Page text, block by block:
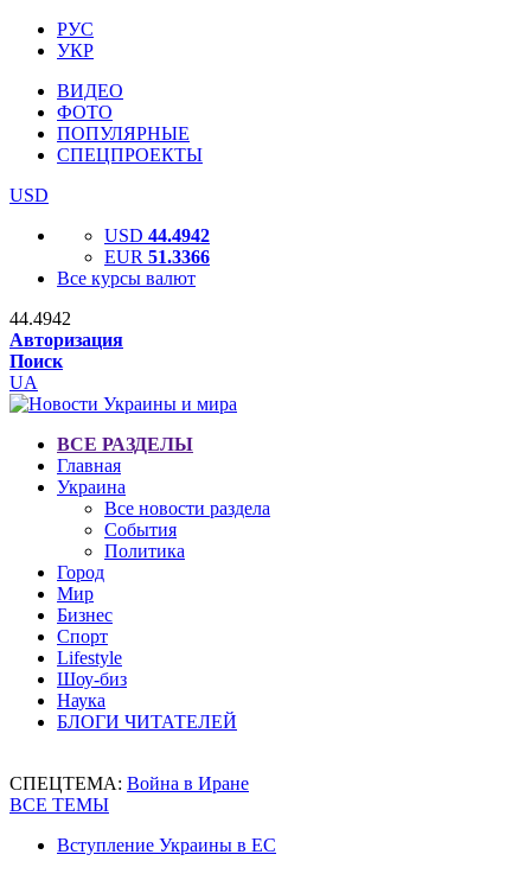
РУС
УКР
ВИДЕО
ФОТО
ПОПУЛЯРНЫЕ
СПЕЦПРОЕКТЫ
USD
USD 44.4942
EUR 51.3366
Все курсы валют
44.4942
Авторизация
Поиск
UA
ВСЕ РАЗДЕЛЫ
Главная
Украина
Все новости раздела
События
Политика
Город
Мир
Бизнес
Спорт
Lifestyle
Шоу-биз
Наука
БЛОГИ ЧИТАТЕЛЕЙ
СПЕЦТЕМА: Война в Иране
ВСЕ ТЕМЫ
Вступление Украины в ЕС